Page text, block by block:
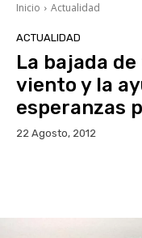
Inicio Actualidad
ACTUALIDAD
La bajada
viento y la
esperanzas
22 Agosto, 2012